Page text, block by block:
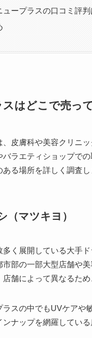
ュープラスの口コミ評判
はどこで売っ
、皮膚科や美容クリニ
バラエティショップで
る場所を詳しく調査し
（マツキヨ）
多く展開している大手
市部の一部大型店舗や
舗によって異なるた
ラスの中でもUVケアや
ナップを網羅している